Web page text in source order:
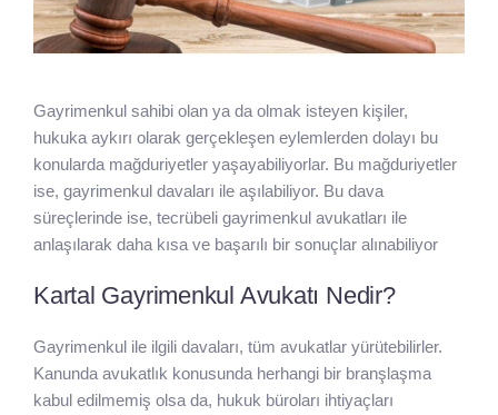
Gayrimenkul sahibi olan ya da olmak isteyen kişiler,
hukuka aykırı olarak gerçekleşen eylemlerden dolayı bu
konularda mağduriyetler yaşayabiliyorlar. Bu mağduriyetler
ise, gayrimenkul davaları ile aşılabiliyor. Bu dava
süreçlerinde ise, tecrübeli gayrimenkul avukatları ile
anlaşılarak daha kısa ve başarılı bir sonuçlar alınabiliyor
Kartal Gayrimenkul Avukatı Nedir?
Gayrimenkul ile ilgili davaları, tüm avukatlar yürütebilirler.
Kanunda avukatlık konusunda herhangi bir branşlaşma
kabul edilmemiş olsa da, hukuk büroları ihtiyaçları